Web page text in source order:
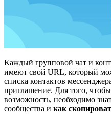
Каждый групповой чат и
имеют свой URL, который
списка контактов
приглашение. Для того,
возможность, необходимо
сообщества и как